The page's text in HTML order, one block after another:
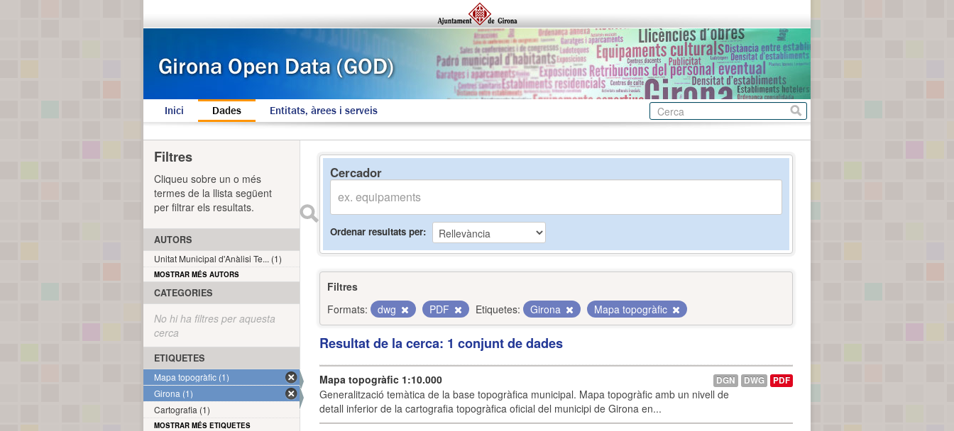
Inici Dades Entitats, àrees i serveis
Cercador
Ordenar resultats per
Filtres
Formats:
dwg PDF Etiquetes: Girona Mapa topogràfic
Resultat de la cerca: 1 conjunt de dades
Mapa topogràfic 1:10.000
Generalització temàtica de la base topogràfica municipal. Mapa topogràfic amb un nivell de
detall inferior de la cartografia topogràfica oficial del municipi de Girona en...
DGN DWG PDF
Filtres
Cliqueu sobre un o més
termes de la llista següent
per filtrar els resultats.
AUTORS
Unitat Municipal d'Anàlisi Te... (1)
MOSTRAR MÉS AUTORS
CATEGORIES
No hi ha filtres per aquesta
cerca
ETIQUETES
Mapa topogràfic (1)
Girona (1)
Cartografia (1)
MOSTRAR MÉS ETIQUETES